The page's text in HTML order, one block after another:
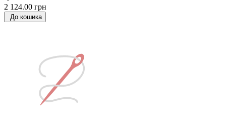
2 124.00 грн
До кошика